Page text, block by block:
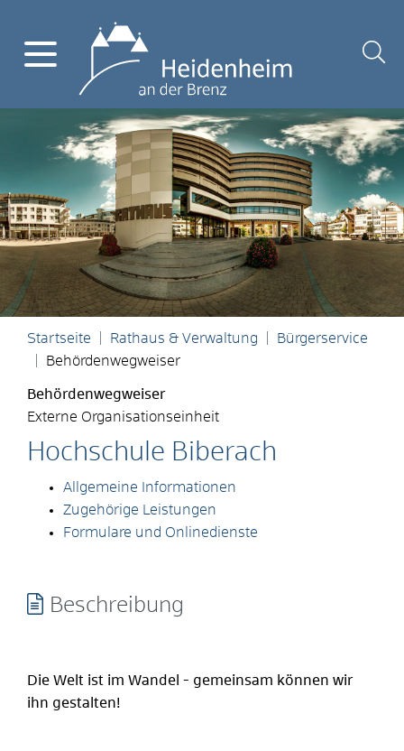
Startseite Rathaus & Verwaltung
Bürgerservice
Behördenwegweiser
Behördenwegweiser
Externe Organisationseinheit
Hochschule Biberach
Allgemeine Informationen
Zugehörige Leistungen
Formulare und Onlinedienste
Beschreibung
Die Welt ist im Wandel - gemeinsam können wir
ihn gestalten!